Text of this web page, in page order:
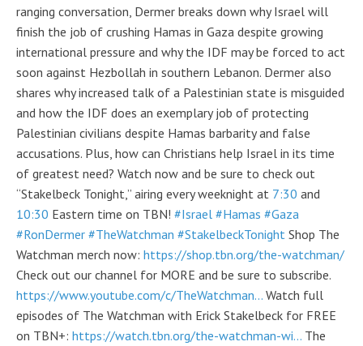
ranging conversation, Dermer breaks down why Israel will
finish the job of crushing Hamas in Gaza despite growing
international pressure and why the IDF may be forced to act
soon against Hezbollah in southern Lebanon. Dermer also
shares why increased talk of a Palestinian state is misguided
and how the IDF does an exemplary job of protecting
Palestinian civilians despite Hamas barbarity and false
accusations. Plus, how can Christians help Israel in its time
of greatest need? Watch now and be sure to check out
“Stakelbeck Tonight,” airing every weeknight at 7:30 and
10:30 Eastern time on TBN! #Israel #Hamas #Gaza
#RonDermer #TheWatchman #StakelbeckTonight Shop The
Watchman merch now: https://shop.tbn.org/the-watchman/
Check out our channel for MORE and be sure to subscribe.
https://www.youtube.com/c/TheWatchman... Watch full
episodes of The Watchman with Erick Stakelbeck for FREE
on TBN+: https://watch.tbn.org/the-watchman-wi... The